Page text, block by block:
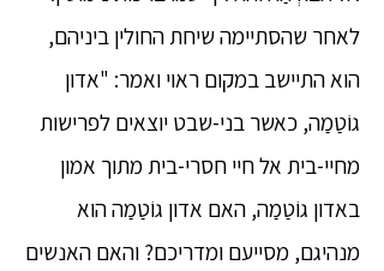
לאחר שהסתיימה שיחת החולין ביניהם,
הוא התיישב במקום ראוי ואמר: "אדון
גוֹטַמַה, כאשר בני-שבט יוצאים לפרישות
מחיי-בית אל חיי חסרי-בית מתוך אמון
באדון גוֹטַמַה, האם אדון גוֹטַמַה הוא
מנהיגם, מסייעם ומדריכם? והאם האנשים